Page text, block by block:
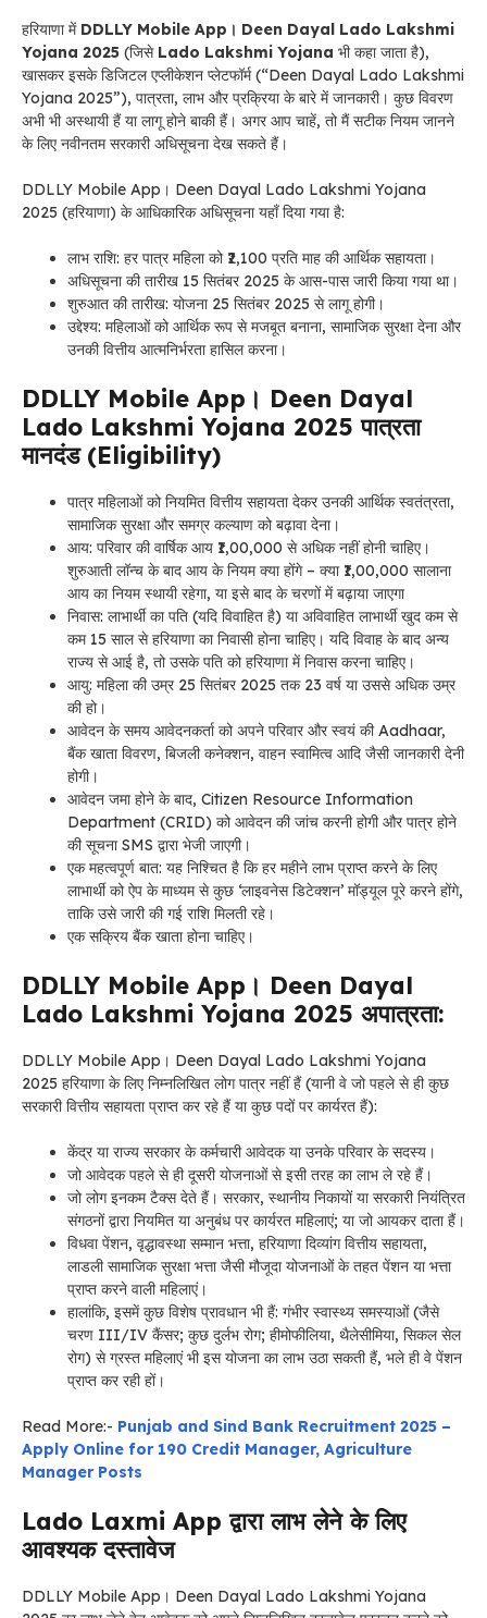
हरियाणा में DDLLY Mobile App। Deen Dayal Lado Lakshmi
Yojana 2025 (जिसे Lado Lakshmi Yojana भी कहा जाता है),
खासकर इसके डिजिटल एप्लीकेशन प्लेटफॉर्म (“Deen Dayal Lado Lakshmi
Yojana 2025”), पात्रता, लाभ और प्रक्रिया के बारे में जानकारी। कुछ विवरण
अभी भी अस्थायी हैं या लागू होने बाकी हैं। अगर आप चाहें, तो मैं सटीक नियम जानने
के लिए नवीनतम सरकारी अधिसूचना देख सकते हैं।
DDLLY Mobile App। Deen Dayal Lado Lakshmi Yojana
2025 (हरियाणा) के आधिकारिकअधिसूचनायहाँ दिया गया है:
लाभ राशि: हर पात्र महिला को ₹2,100 प्रति माह की आर्थिक सहायता।
अधिसूचनाकी तारीख 15 सितंबर 2025 के आस-पास जारी किया गया था।
शुरुआत की तारीख: योजना 25 सितंबर 2025 से लागू होगी।
उद्देश्य: महिलाओं को आर्थिक रूप से मजबूत बनाना, सामाजिक सुरक्षा देना और
उनकी वित्तीय आत्मनिर्भरता हासिल करना।
DDLLY Mobile App। Deen Dayal
Lado Lakshmi Yojana 2025 पात्रता
मानदंड (Eligibility)
पात्र महिलाओं को नियमित वित्तीय सहायता देकर उनकी आर्थिक स्वतंत्रता,
सामाजिक सुरक्षा और समग्र कल्याण को बढ़ावा देना।
आय: परिवार की वार्षिक आय ₹1,00,000 से अधिक नहीं होनी चाहिए।
शुरुआती लॉन्च के बाद आय के नियम क्या होंगे – क्या ₹1,00,000 सालाना
आय का नियम स्थायी रहेगा, या इसे बाद के चरणों में बढ़ाया जाएगा
निवास: लाभार्थी का पति (यदि विवाहित है) या अविवाहित लाभार्थी खुद कम से
कम 15 साल से हरियाणा का निवासी होना चाहिए। यदि विवाह के बाद अन्य
राज्य से आई है, तो उसके पति को हरियाणा में निवास करना चाहिए।
आयु: महिला की उम्र 25 सितंबर 2025 तक 23 वर्ष या उससे अधिक उम्र
की हो।
आवेदन के समय आवेदनकर्ता को अपने परिवार और स्वयं की Aadhaar,
बैंक खाता विवरण, बिजली कनेक्शन, वाहन स्वामित्व आदि जैसी जानकारी देनी
होगी।
आवेदन जमा होने के बाद, Citizen Resource Information
Department (CRID) को आवेदन की जांच करनी होगी और पात्र होने
की सूचना SMS द्वारा भेजी जाएगी।
एक महत्वपूर्ण बात: यह निश्चित है कि हर महीने लाभ प्राप्त करने के लिए
लाभार्थी को ऐप के माध्यम से कुछ ‘लाइवनेस डिटेक्शन’ मॉड्यूल पूरे करने होंगे,
ताकि उसे जारी की गई राशि मिलती रहे।
एक सक्रिय बैंक खाता होना चाहिए।
DDLLY Mobile App। Deen Dayal
Lado Lakshmi Yojana 2025 अपात्रता:
DDLLY Mobile App। Deen Dayal Lado Lakshmi Yojana
2025 हरियाणा के लिएनिम्नलिखित लोग पात्र नहीं हैं (यानी वे जो पहले से ही कुछ
सरकारी वित्तीय सहायता प्राप्त कर रहे हैं या कुछ पदों पर कार्यरत हैं):
केंद्र या राज्य सरकार के कर्मचारी आवेदक या उनके परिवार के सदस्य।
जो आवेदक पहले से ही दूसरी योजनाओं से इसी तरह का लाभ ले रहे हैं।
जो लोग इनकम टैक्स देते हैं। सरकार, स्थानीय निकायों या सरकारी नियंत्रित
संगठनों द्वारा नियमित या अनुबंध पर कार्यरत महिलाएं; या जो आयकर दाता हैं।
विधवा पेंशन, वृद्धावस्था सम्मान भत्ता, हरियाणा दिव्यांग वित्तीय सहायता,
लाडली सामाजिक सुरक्षा भत्ता जैसी मौजूदा योजनाओं के तहत पेंशन या भत्ता
प्राप्त करने वाली महिलाएं।
हालांकि, इसमें कुछ विशेष प्रावधान भी हैं: गंभीर स्वास्थ्य समस्याओं (जैसे
चरण III/IV कैंसर; कुछ दुर्लभ रोग; हीमोफीलिया, थैलेसीमिया, सिकल सेल
रोग) से ग्रस्त महिलाएं भी इस योजना का लाभ उठा सकती हैं, भले ही वे पेंशन
प्राप्त कर रही हों।
Read More:- Punjab and Sind Bank Recruitment 2025 –
Apply Online for 190 Credit Manager, Agriculture
Manager Posts
Lado Laxmi App द्वारा लाभ लेने के लिए
आवश्यक दस्तावेज
DDLLY Mobile App। Deen Dayal Lado Lakshmi Yojana